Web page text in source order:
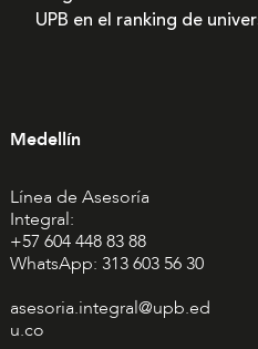
UPB en el ranking de
Medellín
Línea de Asesoría
Integral:
+57 604 448 83 88
WhatsApp: 313 603 56 30
asesoria.integral@upb.ed
u.co